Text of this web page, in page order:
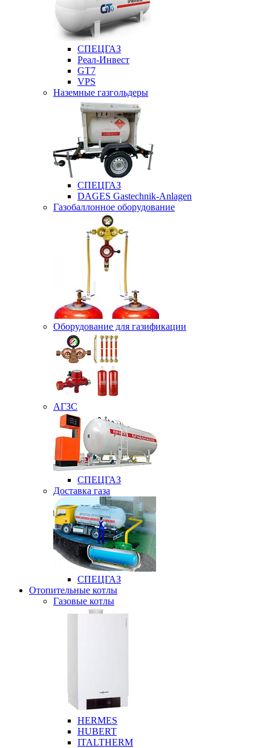
СПЕЦГАЗ
Реал-Инвест
GT7
VPS
Наземные газгольдеры
СПЕЦГАЗ
DAGES Gastechnik-Anlagen
Газобаллонное оборудование
Оборудование для газификации
АГЗС
СПЕЦГАЗ
Доставка газа
СПЕЦГАЗ
Отопительные котлы
Газовые котлы
HERMES
HUBERT
ITALTHERM